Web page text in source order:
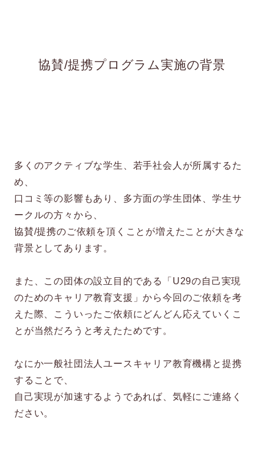
協賛/提携プログラム実施の背景
多くのアクティブな学生、若手社会人が所属するた
め、
口コミ等の影響もあり、多方面の学生団体、学生サ
ークルの方々から、
協賛/提携のご依頼を頂くことが増えたことが大きな
背景としてあります。
また、この団体の設立目的である「U29の自己実現
のためのキャリア教育支援」から今回のご依頼を考
えた際、こういったご依頼にどんどん応えていくこ
とが当然だろうと考えたためです。
なにか一般社団法人ユースキャリア教育機構と提携
することで、
自己実現が加速するようであれば、気軽にご連絡く
ださい。